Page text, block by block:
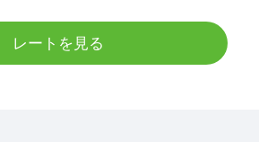
レートを見る